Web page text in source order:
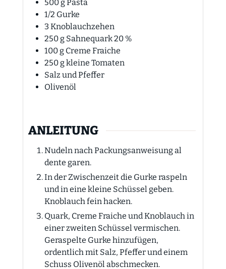
500gPasta
1/2 Gurke
3 Knoblauchzehen
250g Sahnequark 20 %
100g Creme Fraiche
250gkleine Tomaten
Salz und Pfeffer
Olivenöl
ANLEITUNG
Nudeln nach Packungsanweisung al
dente garen.
In der Zwischenzeit die Gurke raspeln
und in eine kleine Schüssel geben.
Knoblauch fein hacken.
Quark, Creme Fraiche und Knoblauch in
einer zweiten Schüssel vermischen.
Geraspelte Gurke hinzufügen,
ordentlich mit Salz, Pfeffer und einem
Schuss Olivenöl abschmecken.